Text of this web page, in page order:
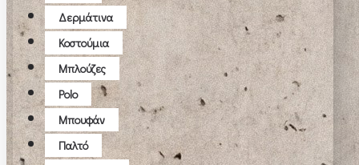
Δερμάτινα
Κοστούμια
Μπλούζες
Polo
Μπουφάν
Παλτό